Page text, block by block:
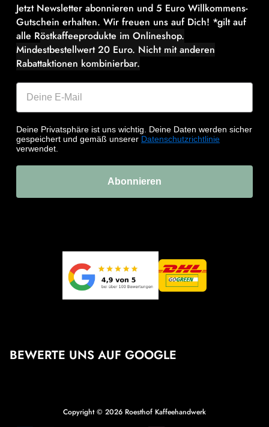
Jetzt Newsletter abonnieren und 5 Euro Willkommens-
Gutschein erhalten. Wir freuen uns auf Dich! *gilt auf
alle Röstkaffeeprodukte im Onlineshop.
Mindestbestellwert 20 Euro. Nicht mit anderen
Rabattaktionen kombinierbar.
Deine Privatsphäre ist uns wichtig. Deine Daten werden sicher
gespeichert und gemäß unserer Datenschutzrichtlinie
verwendet.
Abonnieren
BEWERTE UNS AUF GOOGLE
Copyright © 2026 Roesthof Kaffeehandwerk